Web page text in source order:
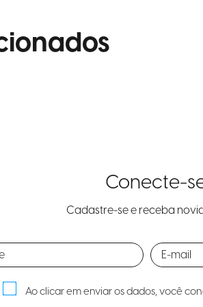
Conecte-
Cadastre-se e receba
Ao clicar em enviar os dados, você